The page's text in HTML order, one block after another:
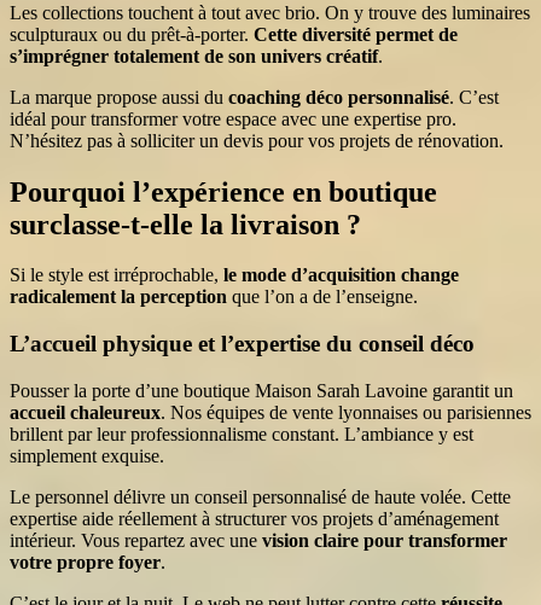
Les collections touchent à tout avec brio. On y trouve des luminaires
sculpturaux ou du prêt-à-porter. Cette diversité permet de
s’imprégner totalement de son univers créatif.
La marque propose aussi du coaching déco personnalisé. C’est
idéal pour transformer votre espace avec une expertise pro.
N’hésitez pas à solliciter un devis pour vos projets de rénovation.
Pourquoi l’expérience en boutique
surclasse-t-elle la livraison ?
Si le style est irréprochable, le mode d’acquisition change
radicalement la perception que l’on a de l’enseigne.
L’accueil physique et l’expertise du conseil déco
Pousser la porte d’une boutique Maison Sarah Lavoine garantit un
accueil chaleureux. Nos équipes de vente lyonnaises ou parisiennes
brillent par leur professionnalisme constant. L’ambiance y est
simplement exquise.
Le personnel délivre un conseil personnalisé de haute volée. Cette
expertise aide réellement à structurer vos projets d’aménagement
intérieur. Vous repartez avec une vision claire pour transformer
votre propre foyer.